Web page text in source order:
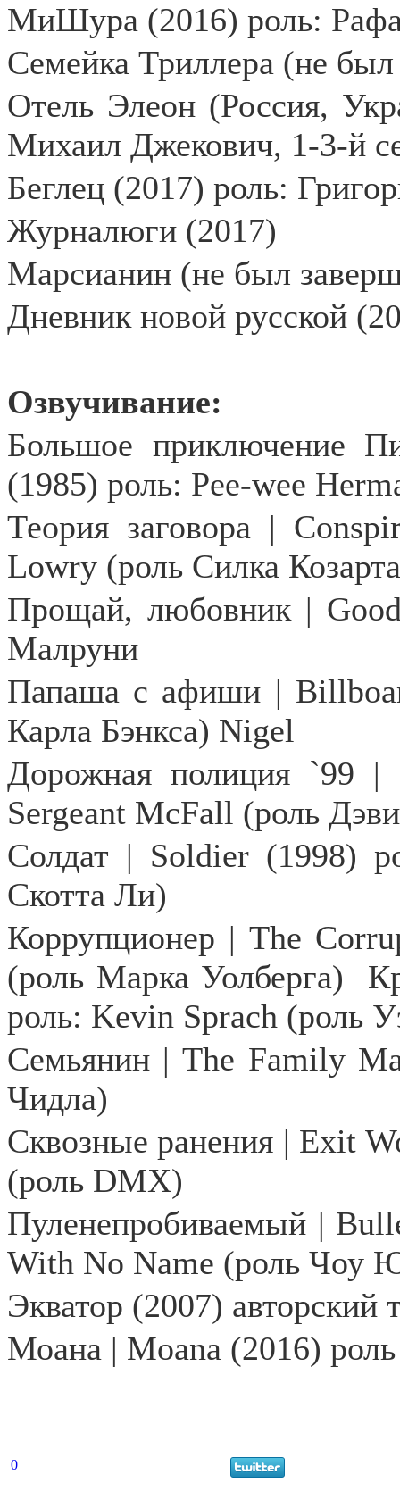
МиШура (2016) роль:
Семейка Триллера (не
Отель Элеон (Россия,
Михаил Джекович, 1-3-й
Беглец (2017) роль:
Журналюги (2017)
Марсианин (не был
Дневник новой русской
Озвучивание:
Большое приключение
(1985) роль: Pee-wee
Теория заговора |
Lowry (роль Силка
Прощай, любовник |
Малруни
Папаша с афиши |
Карла Бэнкса) Nigel
Дорожная полиция `99
Sergeant McFall (роль
Солдат | Soldier (1998)
Скотта Ли)
Коррупционер | The
(роль Марка Уолберга)
роль: Kevin Sprach (роль
Семьянин | The Family
Чидла)
Сквозные ранения | Exit
(роль DMX)
Пуленепробиваемый |
With No Name (роль Чоу
Экватор (2007) авторский
Моана | Moana (2016)
0